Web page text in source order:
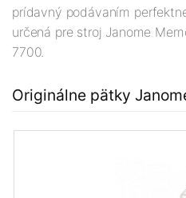
prídavný podávaním
určená pre stroj Janome
7700.
Originálne pätky